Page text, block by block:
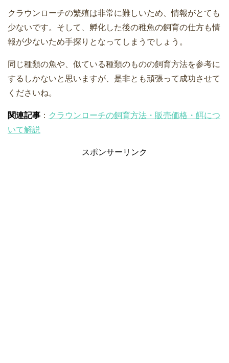
クラウンローチの繁殖は非常に難しいため、情報がとても
少ないです。そして、孵化した後の稚魚の飼育の仕方も情
報が少ないため手探りとなってしまうでしょう。
同じ種類の魚や、似ている種類のものの飼育方法を参考に
するしかないと思いますが、是非とも頑張って成功させて
くださいね。
関連記事 ： クラウンローチの飼育方法・販売価格・餌につ
いて解説
スポンサーリンク